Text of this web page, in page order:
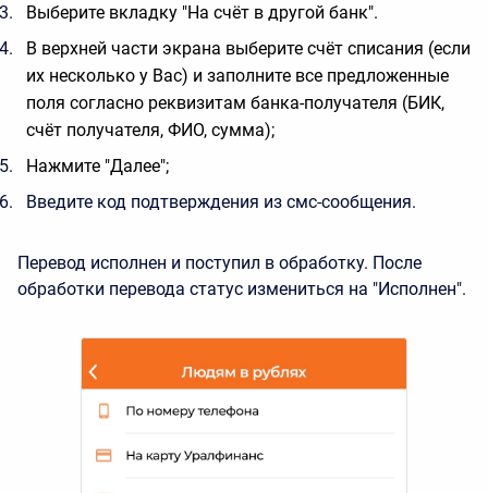
Выберите вкладку "На счёт в другой банк".
В верхней части экрана выберите счёт списания (если
их несколько у Вас) и заполните все предложенные
поля согласно реквизитам банка-получателя (БИК,
счёт получателя, ФИО, сумма);
Нажмите "Далее";
Введите код подтверждения из смс-сообщения.
Перевод исполнен и поступил в обработку. После
обработки перевода статус измениться на "Исполнен".